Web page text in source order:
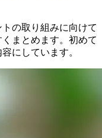
の取り組みに向けて
まとめます。初めて
にしています。